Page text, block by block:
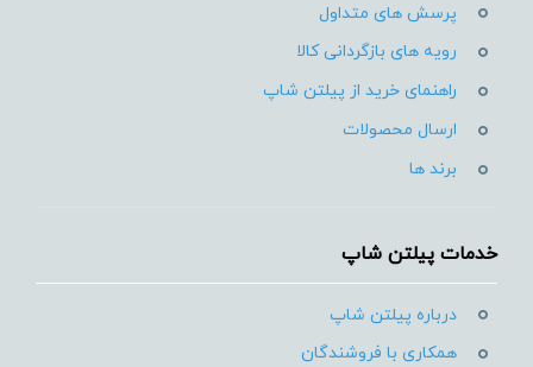
پرسش های متداول
رویه های بازگردانی کالا
راهنمای خرید از پیلتن شاپ
ارسال محصولات
برند ها
خدمات پیلتن شاپ
درباره پیلتن شاپ
همکاری با فروشندگان